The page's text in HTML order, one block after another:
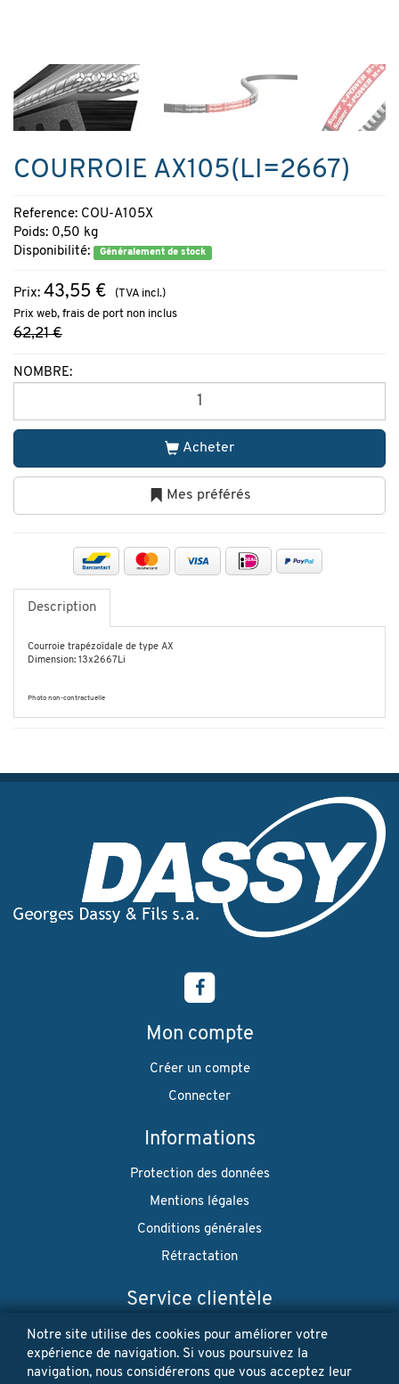
COURROIE AX105(LI=2667)
Reference: COU-A105X
Poids: 0,50 kg
Disponibilité:
Généralement de stock
Prix: 43,55 €
(TVA incl.)
Prix web, frais de port non inclus
62,21 €
NOMBRE:
Acheter
Mes préférés
Description
Courroie trapézoïdale de type AX
Dimension: 13x2667Li
Photo non-contractuelle
Mon compte
Créer un compte
Connecter
Informations
Protection des données
Mentions légales
Conditions générales
Rétractation
Service clientèle
Envoi
Notre site utilise des cookies pour améliorer votre
expérience de navigation. Si vous poursuivez la
navigation, nous considérerons que vous acceptez leur